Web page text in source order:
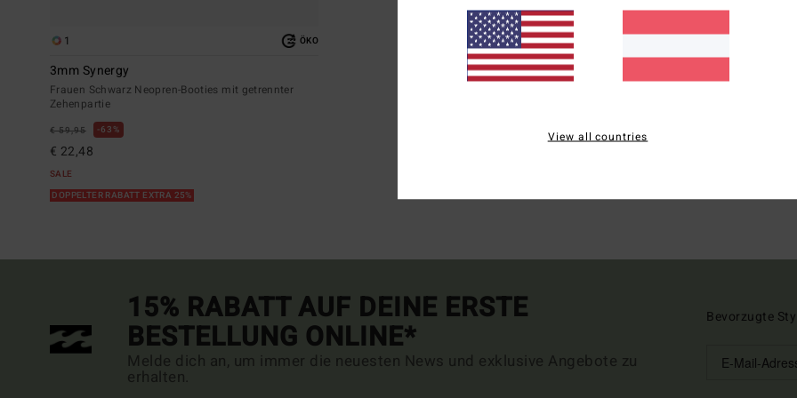
1 ÖKO
3mm Synergy
Frauen Schwarz Neopren-Booties mit getrennter
Zehenpartie
€ 59,95 63%
€ 22,48
SALE
DOPPELTER RABATT EXTRA 25%
15% RABATT AUF DEINE ERSTE
BESTELLUNG ONLINE*
Melde dich an, um immer die neuesten News und exklusive Angebote zu
erhalten.
Bevorzugte
View all countries